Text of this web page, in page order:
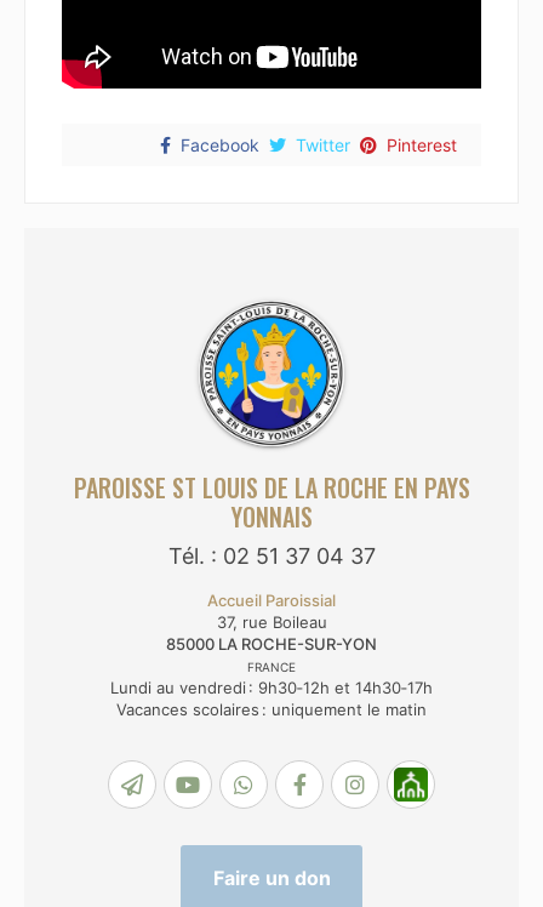
PAROISSE ST LOUIS DE LA ROCHE EN PAYS
YONNAIS
Tél. : 02 51 37 04 37
Accueil Paroissial
37, rue Boileau
85000 LA ROCHE-SUR-YON
FRANCE
Lundi au vendredi : 9h30‑12h et 14h30‑17h
Vacances scolaires : uniquement le matin
Faire un don
Facebook Twitter Pinterest